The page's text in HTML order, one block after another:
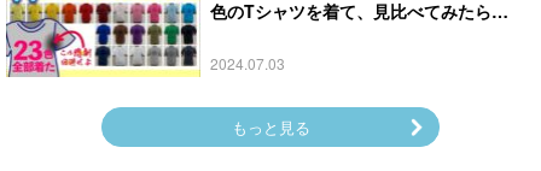
色のTシャツを着て、見比べてみたら…
2024.07.03
もっと見る